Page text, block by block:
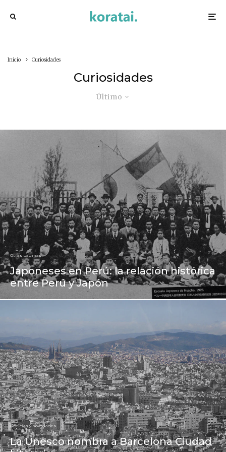
Inicio Curiosidades
Curiosidades
Último
Otras páginas
Japoneses en Perú: la relación histórica
entre Perú y Japón
Noticias y novedades
La Unesco nombra a Barcelona Ciudad